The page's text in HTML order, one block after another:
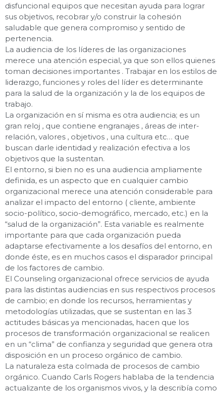
disfuncional equipos que necesitan ayuda para lograr
sus objetivos, recobrar y/o construir la cohesión
saludable que genera compromiso y sentido de
pertenencia.
La audiencia de los líderes de las organizaciones
merece una atención especial, ya que son ellos quienes
toman decisiones importantes . Trabajar en los estilos de
liderazgo, funciones y roles del líder es determinante
para la salud de la organización y la de los equipos de
trabajo.
La organización en sí misma es otra audiencia; es un
gran reloj , que contiene engranajes , áreas de inter-
relación, valores , objetivos , una cultura etc… que
buscan darle identidad y realización efectiva a los
objetivos que la sustentan.
El entorno, si bien no es una audiencia ampliamente
definida, es un aspecto que en cualquier cambio
organizacional merece una atención considerable para
analizar el impacto del entorno ( cliente, ambiente
socio-político, socio-demográfico, mercado, etc.) en la
“salud de la organización”. Esta variable es realmente
importante para que cada organización pueda
adaptarse efectivamente a los desafíos del entorno, en
donde éste, es en muchos casos el disparador principal
de los factores de cambio.
El Counseling organizacional ofrece servicios de ayuda
para las distintas audiencias en sus respectivos procesos
de cambio; en donde los recursos, herramientas y
metodologías utilizadas, que se sustentan en las 3
actitudes básicas ya mencionadas, hacen que los
procesos de transformación organizacional se realicen
en un “clima” de confianza y seguridad que genera otra
disposición en un proceso orgánico de cambio.
La naturaleza esta colmada de procesos de cambio
orgánico. Cuando Carls Rogers hablaba de la tendencia
actualizante de los organismos vivos, y la describía como